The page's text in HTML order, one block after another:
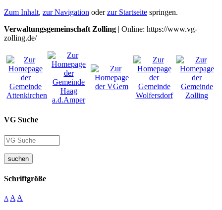
Zum Inhalt, zur Navigation oderzur Startseite springen.
Verwaltungsgemeinschaft Zolling | Online: https://www.vg-
zolling.de/
VG Suche
suchen
Schriftgröße
A A A